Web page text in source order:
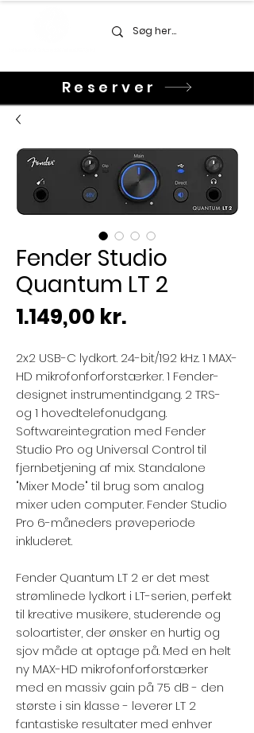
Reserver
Fender Studio
Quantum LT 2
1.149,00 kr.Pris
2x2 USB-C lydkort. 24-bit/192 kHz. 1 MAX-
HD mikrofonforforstærker. 1 Fender-
designet instrumentindgang. 2 TRS-
og 1 hovedtelefonudgang.
Softwareintegration med Fender
Studio Pro og Universal Control til
fjernbetjening af mix. Standalone
"Mixer Mode" til brug som analog
mixer uden computer. Fender Studio
Pro 6-måneders prøveperiode
inkluderet.
Fender Quantum LT 2 er det mest
strømlinede lydkort i LT-serien, perfekt
til kreative musikere, studerende og
soloartister, der ønsker en hurtig og
sjov måde at optage på. Med en helt
ny MAX-HD mikrofonforforstærker
med en massiv gain på 75 dB - den
største i sin klasse - leverer LT 2
fantastiske resultater med enhver